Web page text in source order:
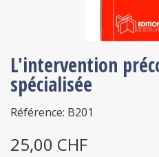
L'intervention
spécialisée
Référence: B201
25,00 CHF